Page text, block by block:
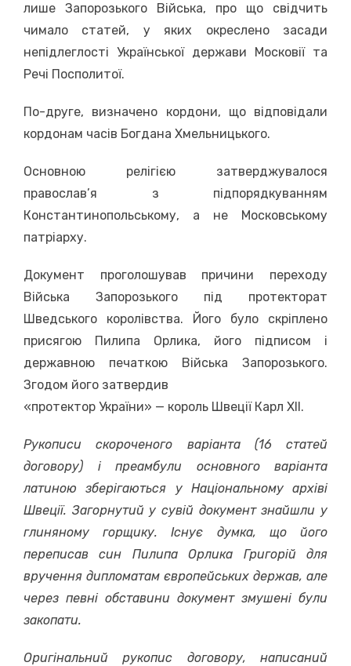
лише Запорозького Війська, про що свідчить
чимало статей, у яких окреслено засади
непідлеглості Української держави Московії та
Речі Посполитої.
По-друге, визначено кордони, що відповідали
кордонам часів Богдана Хмельницького.
Основною релігією затверджувалося
православ’я з підпорядкуванням
Константинопольському, а не Московському
патріарху.
Документ проголошував причини переходу
Війська Запорозького під протекторат
Шведського королівства. Його було скріплено
присягою Пилипа Орлика, його підписом і
державною печаткою Війська Запорозького.
Згодом його затвердив
«протектор України» — король Швеції Карл ХІІ.
Рукописи скороченого варіанта (16 статей
договору) і преамбули основного варіанта
латиною зберігаються у Національному архіві
Швеції. Загорнутий у сувій документ знайшли у
глиняному горщику. Існує думка, що його
переписав син Пилипа Орлика Григорій для
вручення дипломатам європейських держав, але
через певні обставини документ змушені були
закопати.
Оригінальний рукопис договору, написаний